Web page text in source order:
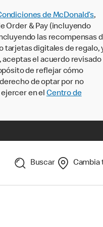
de McDonald’s,
Order & Pay (incluyendo
las recompensas
tarjetas digitales de regalo,
aceptas el acuerdo revisado
de reflejar cómo
de optar por no
en el Centro de
Buscar Cambia